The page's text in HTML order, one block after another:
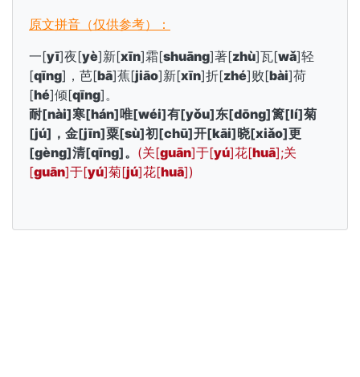
原文拼音（仅供参考）：
一[yī]夜[yè]新[xīn]霜[shuāng]著[zhù]瓦[wǎ]轻
[qīng]，芭[bā]蕉[jiāo]新[xīn]折[zhé]败[bài]荷
[hé]倾[qīng]。
耐[nài]寒[hán]唯[wéi]有[yǒu]东[dōng]篱[lí]菊
[jú]，金[jīn]粟[sù]初[chū]开[kāi]晓[xiǎo]更
[gèng]清[qīng]。 (关[guān]于[yú]花[huā];关
[guān]于[yú]菊[jú]花[huā])